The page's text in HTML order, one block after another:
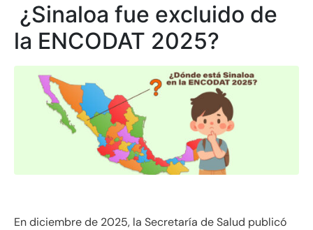
¿Sinaloa fue excluido de
la ENCODAT 2025?
En diciembre de 2025, la Secretaría de Salud publicó